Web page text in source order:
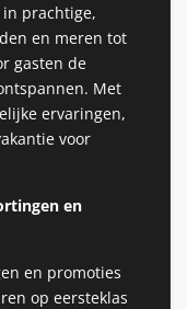
prachtige,
en meren tot
gasten de
Met
ervaringen,
voor
en
en promoties
op eersteklas